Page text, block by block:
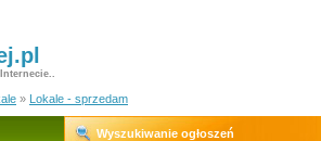
» Lokale - sprzedam
Wyszukiwanie ogłoszeń